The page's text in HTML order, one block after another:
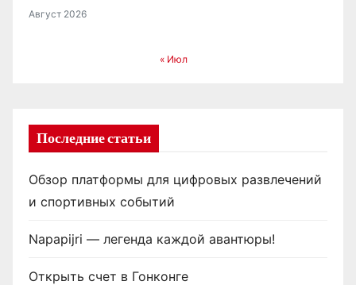
Август 2026
« Июл
Последние статьи
Обзор платформы для цифровых развлечений
и спортивных событий
Napapijri — легенда каждой авантюры!
Открыть счет в Гонконге